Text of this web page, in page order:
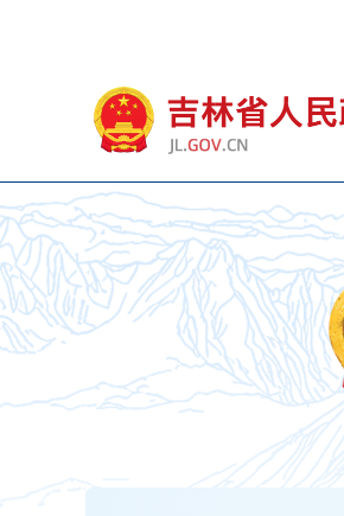
障
碍
说
明
页
面,
按
加